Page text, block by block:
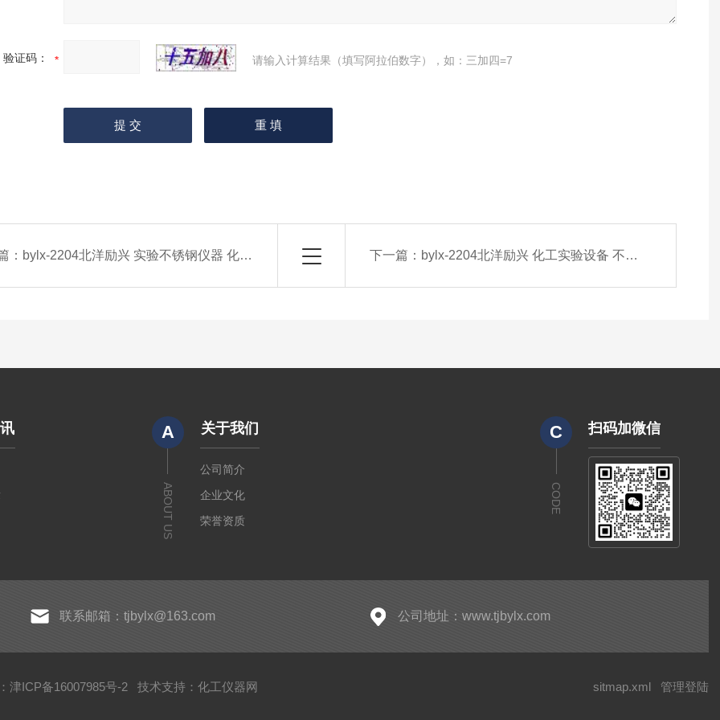
验证码： 请输入计算结果（填写阿拉伯数字），如：三加四=7
： bylx-2204北洋励兴 实验不锈钢仪器 化学教学装置 下一篇： bylx-2204北洋励兴 化工实验设备 不锈钢精馏装置
A
ABOUT US
关于我们
公司简介
企业文化
荣誉资质
C
CODE
扫码加微信
联系邮箱：tjbylx@163.com 公司地址：www.tjbylx.com
津ICP备16007985号-2 技术支持： 化工仪器网 sitmap.xml 管理登陆